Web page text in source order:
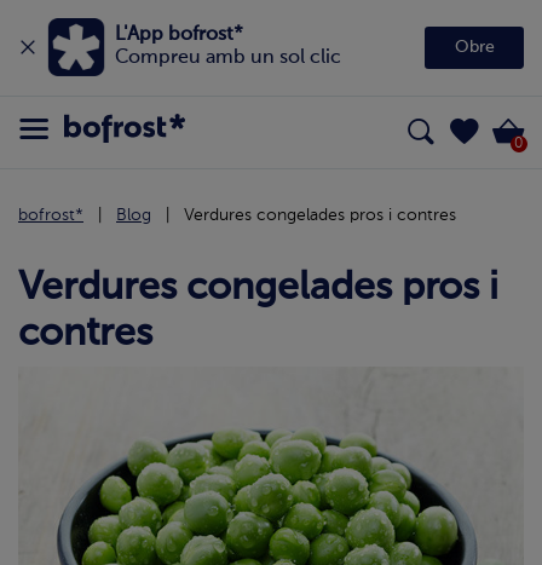
L'App bofrost*
Compreu amb un sol clic
Obre
0
bofrost* Blog Verdures congelades pros i contres
Verdures congelades pros i
contres